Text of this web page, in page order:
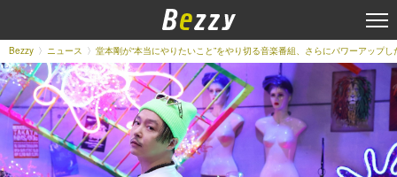
Bezzy ニュース 堂本剛が“本当にやりたいこと”をやり切る音楽番組、さらにパワーアップ